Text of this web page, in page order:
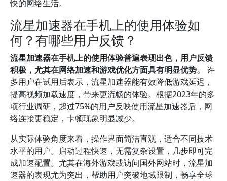
快的网络生活。
流星加速器在手机上的使用体验如
何？有哪些用户反馈？
流星加速器在手机上的使用体验普遍表现出色，用户反馈
积极，尤其在网络加速和游戏优化方面具有明显优势。
许
多用户在试用后表示，流星加速器能有效降低游戏延迟，
提高视频加载速度，带来更流畅的体验。根据2023年的多
项行业调研，超过75%的用户反映使用流星加速器后，网
络连接更稳定，卡顿现象明显减少。
从实际体验角度来看，操作界面简洁直观，适合不同技术
水平的用户。启动过程快速，无需复杂设置，几步即可完
成加速配置。尤其在海外游戏或访问国外网站时，流星加
速器的表现尤为突出，帮助用户突破地域限制，畅享全球